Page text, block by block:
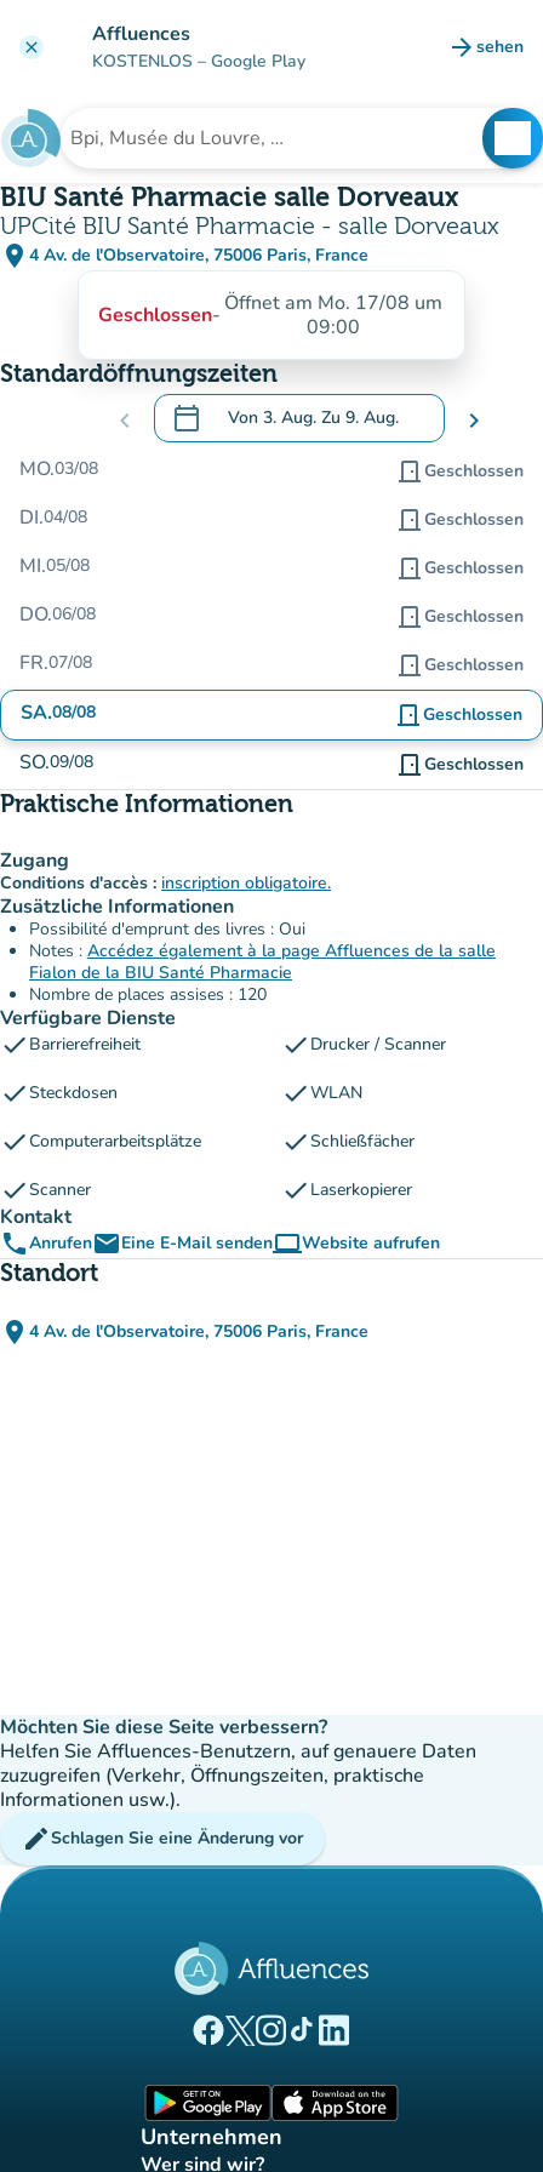
clear Affluences
KOSTENLOS – Google Play arrow_forward sehen
(new
Suche nach einer Einrichtung
BIU Santé Pharmacie salle Dorveaux
UPCité BIU Santé Pharmacie - salle Dorveaux
place 4 Av. de l'Observatoire, 75006 Paris, France
(in Google Maps öffnen)
(new tab)
Geschlossen- Öffnet am Mo. 17/08 um
09:00
Standardöffnungszeiten
chevron_left calendar_today Von 3. Aug. Zu 9. Aug.
.Öffnen Sie den Kalender, um Daten zu
chevron_right
MO.03/08 door_front Geschlossen
DI.04/08 door_front Geschlossen
MI.05/08 door_front Geschlossen
DO.06/08 door_front Geschlossen
FR.07/08 door_front Geschlossen
SA.08/08 door_front Geschlossen
SO.09/08 door_front Geschlossen
Praktische Informationen
Zugang
Conditions d'accès : inscription obligatoire.
Zusätzliche Informationen
Possibilité d'emprunt des livres : Oui
Notes : Accédez également à la page Affluences de la salle
Fialon de la BIU Santé Pharmacie
Nombre de places assises : 120
Verfügbare Dienste
check Barrierefreiheit check Drucker / Scanner
checkSteckdosen checkWLAN
checkComputerarbeitsplätze checkSchließfächer
checkScanner check Laserkopierer
Kontakt
phoneAnrufenemailEine E-Mail sendencomputerWebsite aufrufen
(new tab)
Standort
place 4 Av. de l'Observatoire, 75006 Paris, France
(in Google Maps öffnen)
(new tab)
Möchten Sie diese Seite verbessern?
Helfen Sie Affluences-Benutzern, auf genauere Daten
zuzugreifen (Verkehr, Öffnungszeiten, praktische
Informationen usw.).
editSchlagen Sie eine Änderung vor
(new tab)
(new tab)
(new tab)(new tab)
(new tab)
Unternehmen
Wer sind wir?